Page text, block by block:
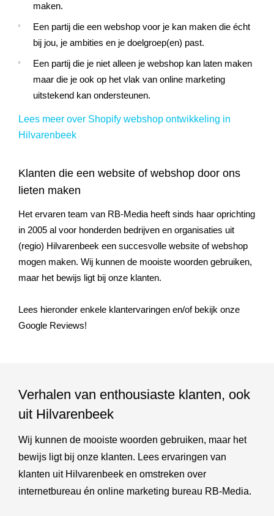
maken.
Een partij die een webshop voor je kan maken die écht
bij jou, je ambities en je doelgroep(en) past.
Een partij die je niet alleen je webshop kan laten maken
maar die je ook op het vlak van online marketing
uitstekend kan ondersteunen.
Lees meer over Shopify webshop ontwikkeling in
Hilvarenbeek
Klanten die een website of webshop door ons
lieten maken
Het ervaren team van RB-Media heeft sinds haar oprichting
in 2005 al voor honderden bedrijven en organisaties uit
(regio) Hilvarenbeek een succesvolle website of webshop
mogen maken. Wij kunnen de mooiste woorden gebruiken,
maar het bewijs ligt bij onze klanten.
Lees hieronder enkele klantervaringen en/of bekijk onze
Google Reviews!
Verhalen van enthousiaste klanten, ook
uit Hilvarenbeek
Wij kunnen de mooiste woorden gebruiken, maar het
bewijs ligt bij onze klanten. Lees ervaringen van
klanten uit Hilvarenbeek en omstreken over
internetbureau én online marketing bureau RB-Media.